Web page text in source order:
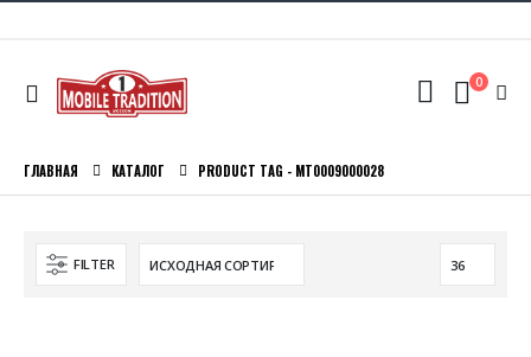
0
ГЛАВНАЯ КАТАЛОГ PRODUCT TAG - MT0009000028
FILTER